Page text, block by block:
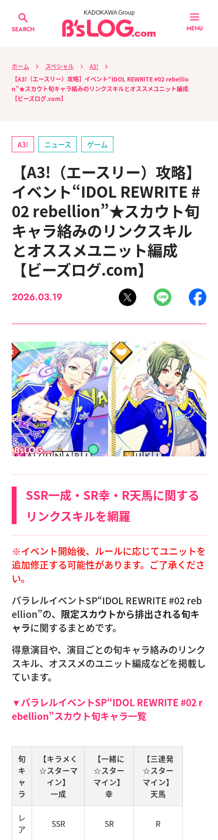
SEARCH
KADOKAWA Group
MENU
ホーム スペシャル
A3!
【A3!（エースリー）攻略】イベント“IDOL REWRITE #02 rebellio
n”★スカウト旬キャラ絡みのリンクスキルとオススメユニット編成
【ビーズログ.com】
A3! ニュース ゲーム
【A3!（エースリー）攻略】
イベント“IDOL REWRITE #
02 rebellion”★スカウト旬
キャラ絡みのリンクスキル
とオススメユニット編成
【ビーズログ.com】
2026.03.19
SSR一成・SR幸・R天馬に関する
リンクスキルを網羅
※イベント開始後、ルールに応じてユニットを
追加修正する可能性があります。ご了承くださ
い。
パラレルイベントSP“IDOL REWRITE #02 reb
ellion”の、 限定スカウトから排出される旬キ
ャラに関するまとめです。
得意演目や、演目ごとの旬キャラ絡みのリンク
スキル、オススメのユニット編成などを掲載し
ています。
▼パラレルイベントSP“IDOL REWRITE #02 r
ebellion”スカウト旬キャラ一覧
旬
キ
ャ
ラ
【キラメく
☆スターマ
イン】
一成
【一緒に
☆スター
マイン】
幸
【三連発
☆スター
マイン】
天馬
レ
ア
SSR SR R